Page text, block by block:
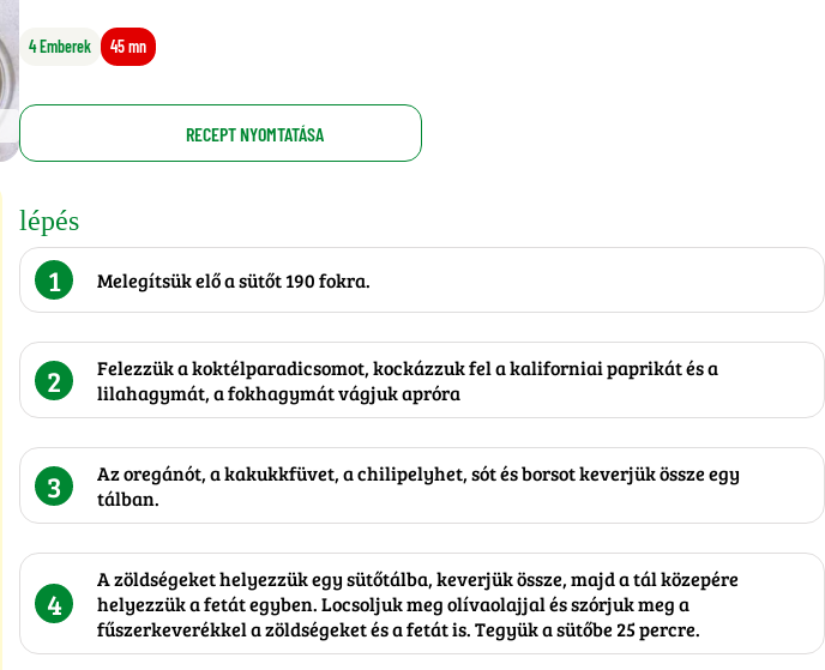
4 Emberek 45 mn
RECEPT NYOMTATÁSA
lépés
1 Melegítsük elő a sütőt 190 fokra.
2
Felezzük a koktélparadicsomot, kockázzuk fel a kaliforniai paprikát és a
lilahagymát, a fokhagymát vágjuk apróra
3
Az oregánót, a kakukkfüvet, a chilipelyhet, sót és borsot keverjük össze egy
tálban.
4
A zöldségeket helyezzük egy sütőtálba, keverjük össze, majd a tál közepére
helyezzük a fetát egyben. Locsoljuk meg olívaolajjal és szórjuk meg a
fűszerkeverékkel a zöldségeket és a fetát is. Tegyük a sütőbe 25 percre.